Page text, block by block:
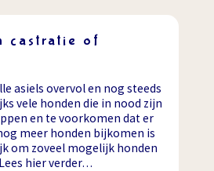
castratie of
asiels overvol en nog steeds
vele honden die in nood zijn
en te voorkomen dat er
meer honden bijkomen is
om zoveel mogelijk honden
hier verder…